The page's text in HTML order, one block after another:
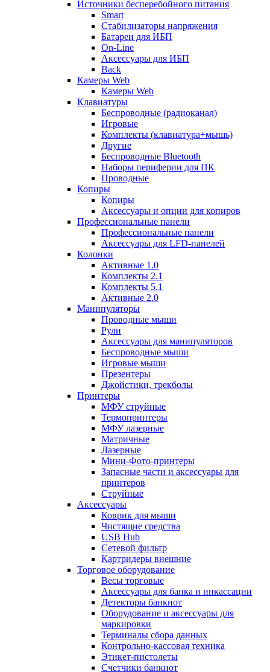
Источники бесперебойного питания
Smart
Стабилизаторы напряжения
Батареи для ИБП
On-Line
Аксессуары для ИБП
Back
Камеры Web
Камеры Web
Клавиатуры
Беспроводные (радиоканал)
Игровые
Комплекты (клавиатура+мышь)
Другие
Беспроводные Bluetooth
Наборы периферии для ПК
Проводные
Копиры
Копиры
Аксессуары и опции для копиров
Профессиональные панели
Профессиональные панели
Аксессуары для LFD-панелей
Колонки
Активные 1.0
Комплекты 2.1
Комплекты 5.1
Активные 2.0
Манипуляторы
Проводные мыши
Рули
Аксессуары для манипуляторов
Беспроводные мыши
Игровые мыши
Презентеры
Джойстики, трекболы
Принтеры
МФУ струйные
Термопринтеры
МФУ лазерные
Матричные
Лазерные
Мини-Фото-принтеры
Запасные части и аксессуары для
принтеров
Струйные
Аксессуары
Коврик для мыши
Чистящие средства
USB Hub
Сетевой фильтр
Картридеры внешние
Торговое оборудование
Весы торговые
Аксессуары для банка и инкассации
Детекторы банкнот
Оборудование и аксессуары для
маркировки
Терминалы сбора данных
Контрольно-кассовая техника
Этикет-пистолеты
Счетчики банкнот